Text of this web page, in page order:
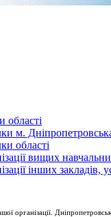
області
м.
області
вищих
інших закладів,
організації.